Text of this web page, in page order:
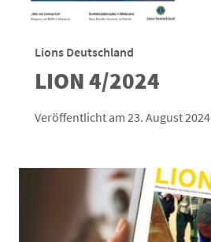
Lions Deutschland
LION 4/2024
Veröffentlicht am 23. August 2024